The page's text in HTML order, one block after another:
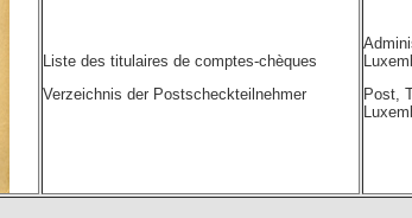
Liste des titulaires de comptes-chèques
Verzeichnis der Postscheckteilnehmer
Post,